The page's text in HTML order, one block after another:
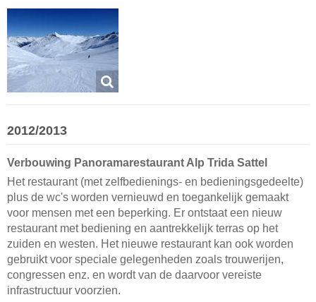
2012/2013
Verbouwing Panoramarestaurant Alp Trida Sattel
Het restaurant (met zelfbedienings- en bedieningsgedeelte)
plus de wc's worden vernieuwd en toegankelijk gemaakt
voor mensen met een beperking. Er ontstaat een nieuw
restaurant met bediening en aantrekkelijk terras op het
zuiden en westen. Het nieuwe restaurant kan ook worden
gebruikt voor speciale gelegenheden zoals trouwerijen,
congressen enz. en wordt van de daarvoor vereiste
infrastructuur voorzien.